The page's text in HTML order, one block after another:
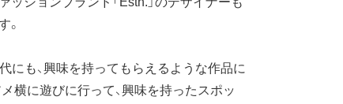
。
にも、興味を持ってもらえるような作品に
横に遊びに行って、興味を持ったスポッ